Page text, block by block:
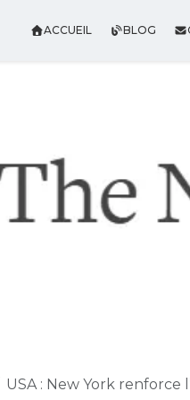
ACCUEIL BLOG
USA : New York renforce